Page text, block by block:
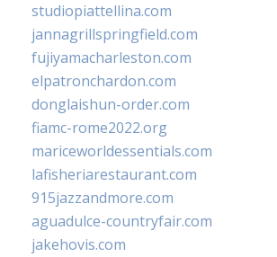
studiopiattellina.com
jannagrillspringfield.com
fujiyamacharleston.com
elpatronchardon.com
donglaishun-order.com
fiamc-rome2022.org
mariceworldessentials.com
lafisheriarestaurant.com
915jazzandmore.com
aguadulce-countryfair.com
jakehovis.com